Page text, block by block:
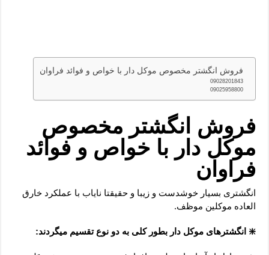
فروش انگشتر مخصوص موکل دار با خواص و فوائد فراوان
09028201843
09025958800
فروش انگشتر مخصوص
موکل دار با خواص و فوائد
فراوان
انگشتری بسیار خوشدست و زیبا و حقیقتا نایاب با عملکرد خارق
العاده موکلین موظف.
❇️ انگشترهای موکل دار بطور کلی به دو نوع تقسیم میگردند: